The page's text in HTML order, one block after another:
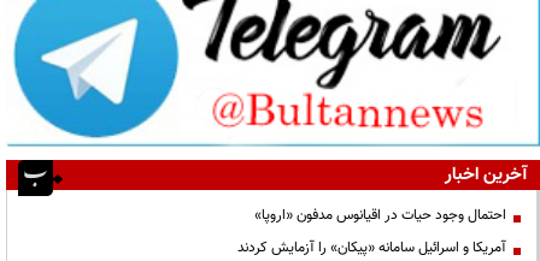
آخرین اخبار
احتمال وجود حیات در اقیانوس مدفون «اروپا»
آمریکا و اسرائیل سامانه «پیکان» را آزمایش کردند